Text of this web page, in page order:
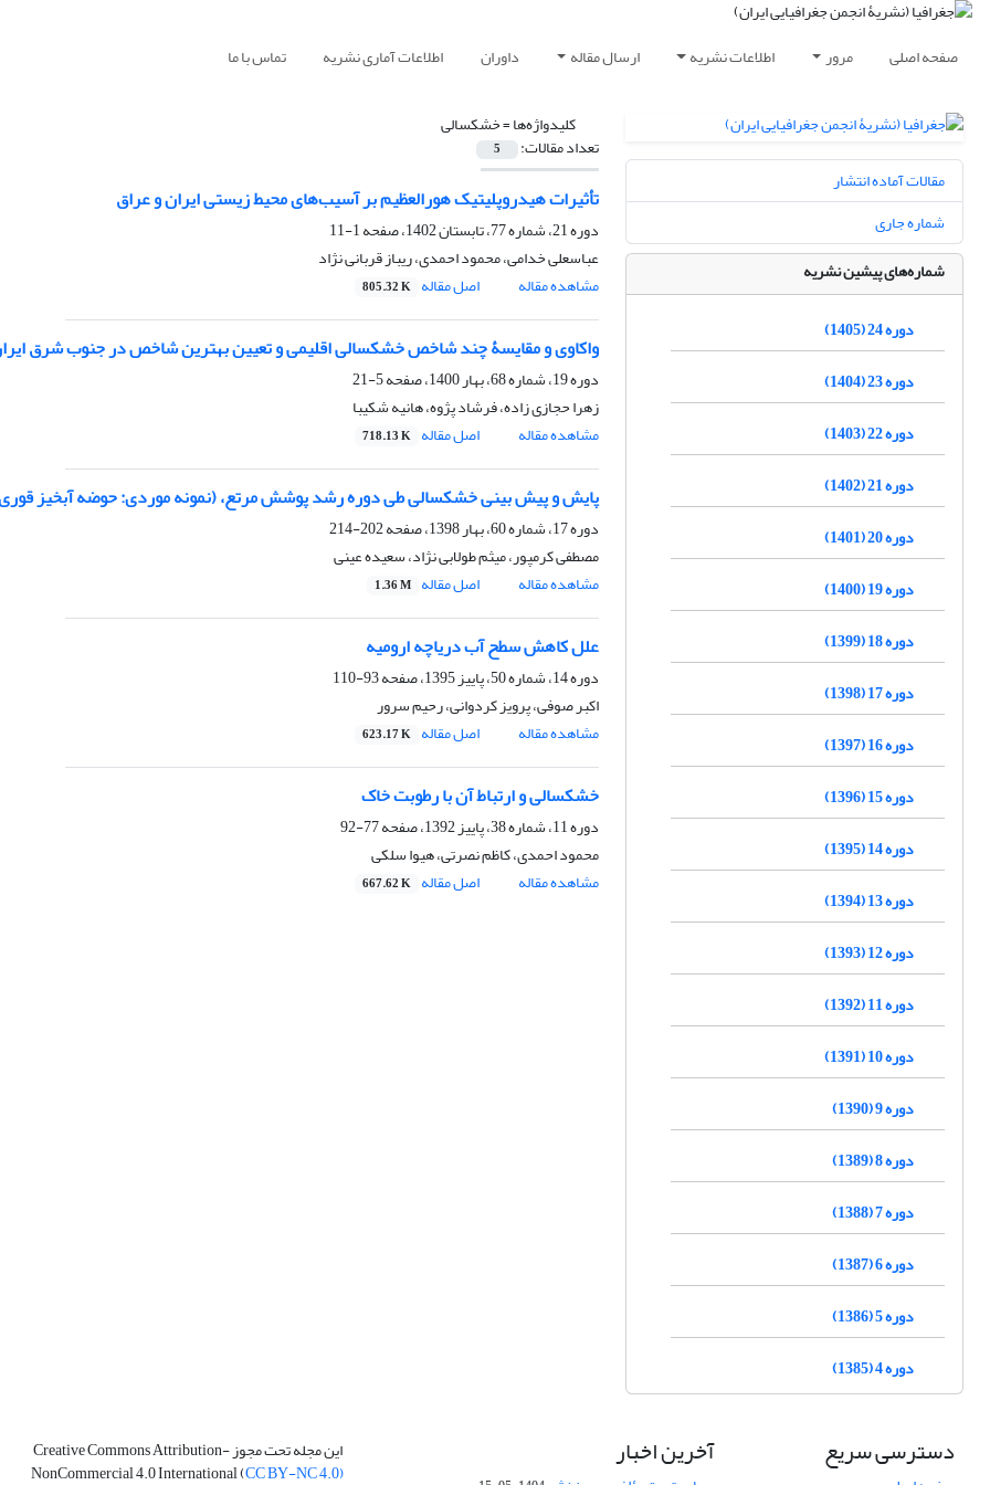
صفحه اصلی مرور اطلاعات نشریه ارسال مقاله داوران اطلاعات آماری نشریه تماس با ما
کلیدواژه‌ها =خشکسالی
تعداد مقالات: 5
تأثیرات هیدروپلیتیک هورالعظیم بر آسیب‌های محیط زیستی ایران و عراق
دوره 21، شماره 77، تابستان 1402، صفحه
1-11
عباسعلی خدامی، محمود احمدی، ریباز قربانی نژاد
مشاهده مقاله
اصل مقاله 805.32 K
واکاوی و مقایسۀ چند شاخص خشکسالی اقلیمی و تعیین بهترین شاخص در جنوب شرق
دوره 19، شماره 68، بهار 1400، صفحه
5-21
زهرا حجازی زاده، فرشاد پژوه، هانیه شکیبا
مشاهده مقاله
اصل مقاله 718.13 K
پایش و پیش بینی خشکسالی طی دوره رشد پوشش مرتع، (نمونه موردی: حوضه آبخیز
دوره 17، شماره 60، بهار 1398، صفحه
202-214
مصطفی کرمپور، میثم طولابی نژاد، سعیده عینی
مشاهده مقاله
اصل مقاله 1.36 M
علل کاهش سطح آب دریاچه ارومیه
دوره 14، شماره 50، پاییز 1395، صفحه
93-110
اکبر صوفی، پرویز کردوانی، رحیم سرور
مشاهده مقاله
اصل مقاله 623.17 K
خشکسالی و ارتباط آن با رطوبت خاک
دوره 11، شماره 38، پاییز 1392، صفحه
77-92
محمود احمدی، کاظم نصرتی، هیوا سلکی
مشاهده مقاله
اصل مقاله 667.62 K
مقالات آماده انتشار
شماره جاری
شماره‌های پیشین نشریه
دوره 24 (1405)
دوره 23 (1404)
دوره 22 (1403)
دوره 21 (1402)
دوره 20 (1401)
دوره 19 (1400)
دوره 18 (1399)
دوره 17 (1398)
دوره 16 (1397)
دوره 15 (1396)
دوره 14 (1395)
دوره 13 (1394)
دوره 12 (1393)
دوره 11 (1392)
دوره 10 (1391)
دوره 9 (1390)
دوره 8 (1389)
دوره 7 (1388)
دوره 6 (1387)
دوره 5 (1386)
دوره 4 (1385)
دسترسی سریع آخرین اخبار این مجله تحت مجوز Creative Commons Attribution-
NonCommercial 4.0 International (CC BY-NC 4.0)